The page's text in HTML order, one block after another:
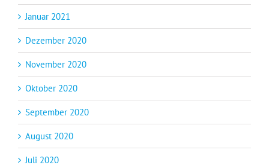
Januar 2021
Dezember 2020
November 2020
Oktober 2020
September 2020
August 2020
Juli 2020